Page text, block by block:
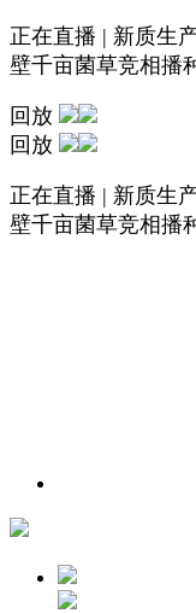
正在直播 | 新质生
壁千亩菌草竞相播
回放
回放
正在直播 | 新质生
壁千亩菌草竞相播